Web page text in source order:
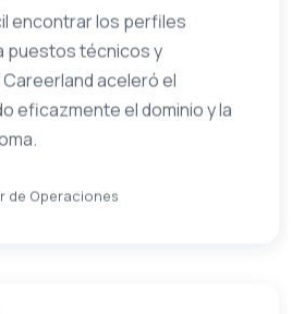
encontrar los perfiles
puestos técnicos y
aceleró el
eficazmente el dominio y la
de Operaciones